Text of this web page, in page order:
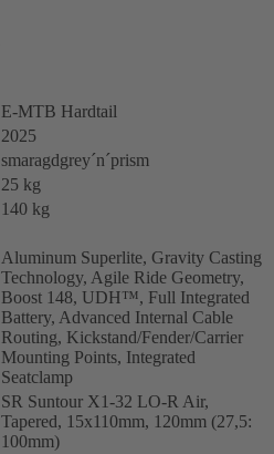
E-MTB Hardtail
2025
smaragdgrey´n´prism
25 kg
140 kg
Aluminum Superlite, Gravity Casting
Technology, Agile Ride Geometry,
Boost 148, UDH™, Full Integrated
Battery, Advanced Internal Cable
Routing, Kickstand/Fender/Carrier
Mounting Points, Integrated
Seatclamp
SR Suntour X1-32 LO-R Air,
Tapered, 15x110mm, 120mm (27,5:
100mm)